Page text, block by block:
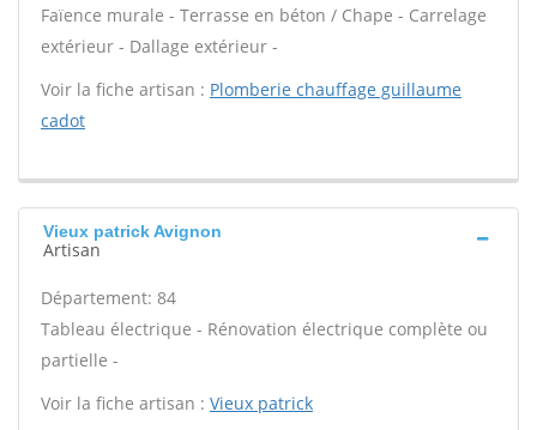
Faïence murale - Terrasse en béton / Chape - Carrelage
extérieur - Dallage extérieur -
Voir la fiche artisan : Plomberie chauffage guillaume
cadot
Vieux patrick Avignon
Artisan
Département: 84
Tableau électrique - Rénovation électrique complète ou
partielle -
Voir la fiche artisan : Vieux patrick